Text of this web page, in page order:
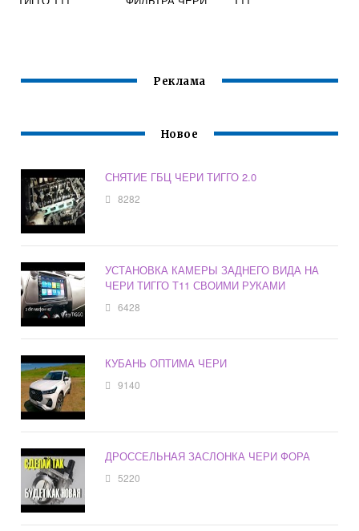
Реклама
Новое
СНЯТИЕ ГБЦ ЧЕРИ ТИГГО 2.0
8282
УСТАНОВКА КАМЕРЫ ЗАДНЕГО ВИДА НА
ЧЕРИ ТИГГО Т11 СВОИМИ РУКАМИ
6428
КУБАНЬ ОПТИМА ЧЕРИ
9140
ДРОССЕЛЬНАЯ ЗАСЛОНКА ЧЕРИ ФОРА
5220